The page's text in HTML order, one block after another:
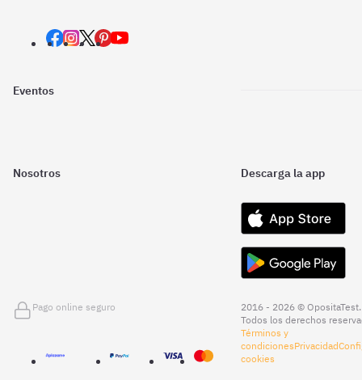
Eventos
Nosotros Descarga la app
Pago online seguro
2016 - 2026 © OpositaTest.
Todos los derechos
Términos y
condicionesPrivacidad
cookies